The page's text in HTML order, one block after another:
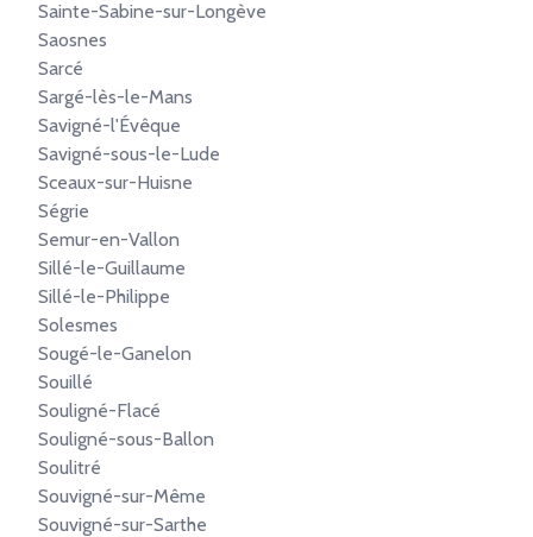
Sainte-Sabine-sur-Longève
Saosnes
Sarcé
Sargé-lès-le-Mans
Savigné-l'Évêque
Savigné-sous-le-Lude
Sceaux-sur-Huisne
Ségrie
Semur-en-Vallon
Sillé-le-Guillaume
Sillé-le-Philippe
Solesmes
Sougé-le-Ganelon
Souillé
Souligné-Flacé
Souligné-sous-Ballon
Soulitré
Souvigné-sur-Même
Souvigné-sur-Sarthe